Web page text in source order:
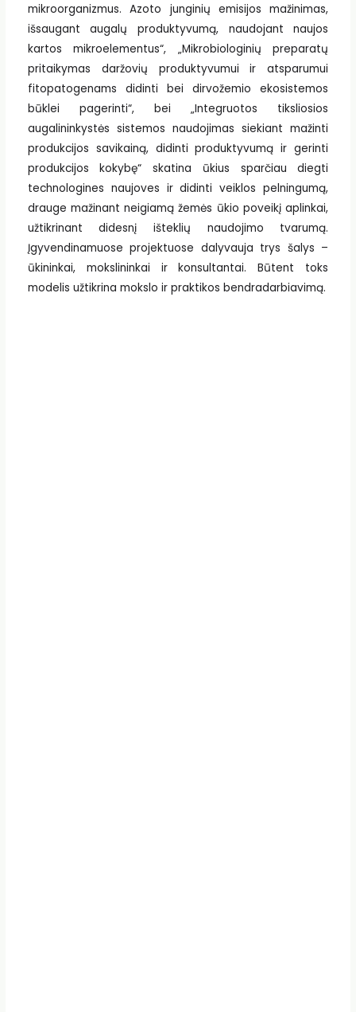
mikroorganizmus. Azoto junginių emisijos mažinimas,
išsaugant augalų produktyvumą, naudojant naujos
kartos mikroelementus“, „Mikrobiologinių preparatų
pritaikymas daržovių produktyvumui ir atsparumui
fitopatogenams didinti bei dirvožemio ekosistemos
būklei pagerinti“, bei „Integruotos tiksliosios
augalininkystės sistemos naudojimas siekiant mažinti
produkcijos savikainą, didinti produktyvumą ir gerinti
produkcijos kokybę“ skatina ūkius sparčiau diegti
technologines naujoves ir didinti veiklos pelningumą,
drauge mažinant neigiamą žemės ūkio poveikį aplinkai,
užtikrinant didesnį išteklių naudojimo tvarumą.
Įgyvendinamuose projektuose dalyvauja trys šalys –
ūkininkai, mokslininkai ir konsultantai. Būtent toks
modelis užtikrina mokslo ir praktikos bendradarbiavimą.